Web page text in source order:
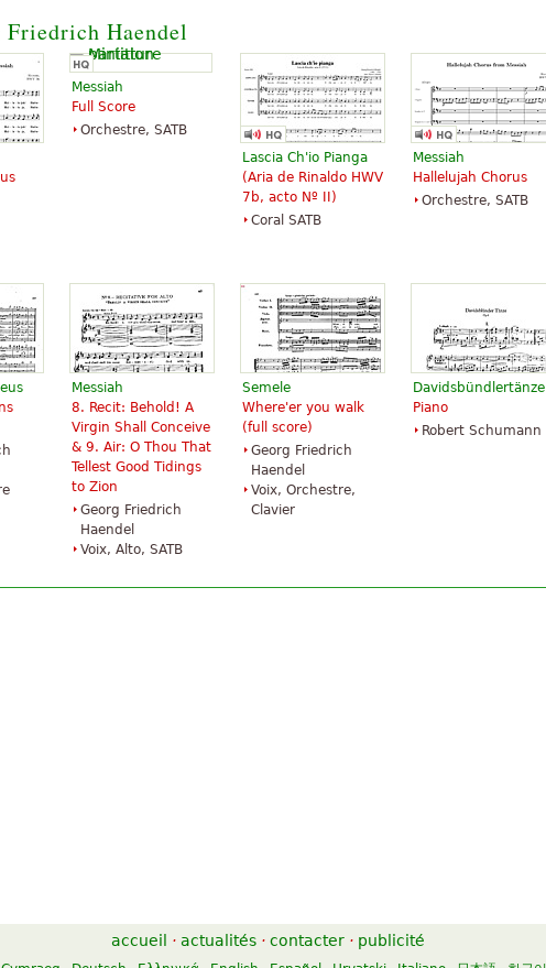
Friedrich Haendel
Messiah
Full Score
Orchestre, SATB
Lascia Ch'io Pianga
(Aria de Rinaldo HWV
7b, acto Nº II)
Coral SATB
Messiah
Hallelujah Chorus
Orchestre, SATB
Messiah
8. Recit: Behold! A
Virgin Shall Conceive
& 9. Air: O Thou That
Tellest Good Tidings
to Zion
Georg Friedrich
Haendel
Voix, Alto, SATB
Semele
Where'er you walk
(full score)
Georg Friedrich
Haendel
Voix, Orchestre,
Clavier
Davidsbündlertänze
Piano
Robert Schumann
accueil · actualités · contacter · publicité